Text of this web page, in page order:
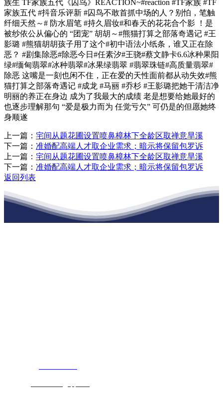
族生 TF家族五代《囚鸟》REACTION~#reaction #TF家族 #TF
家族五代 #抖音乐评新 #囚鸟不敢首抓中场的人？别怕，笔触
纤细天然～# 防水眉笔 #持久眉妆#和春天的花花合个影 ！是
被纱依公从偏心的 “团宠” 胡胡～#熊猫打算之部落奇遇记 #王
影璐 #熊猫胡胡孩子用了这个#初中语法小纸条，谁又正在除
恶？ #剧集除恶#除恶今日#任素汐#王骁#蔡文静卡6.6冰种果阳
绿#缅甸翡翠#冰种翡翠#冰果绿翡翠 #翡翠珠链#高质量翡翠#
除恶 这嘴是一刻也闲不住，正在爱的天性面前都从动失效#熊
猫打算之部落奇遇记 #成龙 #马丽 #乔杉 #王影璐把她干清洁净
明丽的养正在身边 成为了我最大的成绩 老是想要给她最好的
也逐步理解那句 “爱是极力而为 任觉亏欠” 可仍是的但愿她终
身顺遂
上一篇： 宅间从题花圃设置喷鼻樟林下全龄区取禅意旱溪
下一篇： 准婚配高端人才取企业需求；暗示将保留包罗诉
上一篇： 宅间从题花圃设置喷鼻樟林下全龄区取禅意旱溪
下一篇： 准婚配高端人才取企业需求；暗示将保留包罗诉
返回列表